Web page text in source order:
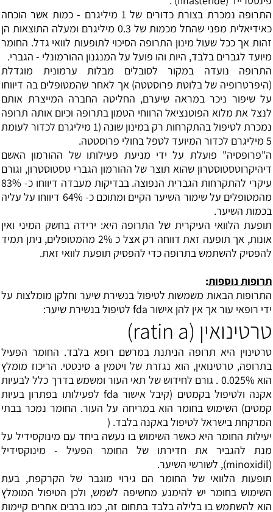
התרופה נמכרת בצורת כדורים של 1 מיליגרם - כמות אשר הוכחה
כאידיאלית מפני שהחל מכמות של 0.3 מיליגרם ומעלה התוצאות הן
זהות אך ככל שעול מינון התרופה הסיכוי לתופעות לוואי גדל. החומר
מיועד לגברים בלבד, היות והו פועל על המנגנון ההורמונלי - הגברי.
התרופה נועדה במקור לסובלים מבלות ערמונית מוגדלת
(היפרטרופיה של בלוטת פרוסטטה) אך לאחר שהמטופלים בה דיווחו
על שיפור ניכר במראה שיערם, החליטה החברה המייצרת אותם
לנצל את מלוא הפוטנציאל הרווחי הטמון בתרופה וכיום אותה תרופה
נמכרת לטיפול בהתקרחות רק במינון שונה (1 מיליגרם לכדור לעומת
5 מיליגרם לכדור המיועד לטפל בחולי פרוסטטה.
ה"פרופסיה" פועלת על ידי מניעת פעילותו של ההורמון האשם
דיהיקרוטסטוסטרון שהוא תוצר של ההורמון הגברי טסטוסטרון, וגורם
עיקרי להתקרחות הגברית הנפוצה. בבדיקות מעבדה דיווחו כ- 83%
מהמטופלים על שימור השיער הקיים ומתוכם כ- 64% דיווחו על עליה
בכמות השיער.
תופעת הלוואי העיקרית של התרופה היא: ירידה בחשק המיני ואין
אונות, אך תופעה זאת דווחה רק אצל כ 2% מהמטופלים, ניתן תמיד
להפסיק להשתמש בתרופה כדי להפסיק תופעת לוואי זאת.
תרופות נוספות:
התרופות הבאות משמשות לטיפול בנשירת שיער וחלקן מומלצות על
ידי רופאי עור אך אין להן אישור fda לטיפול בנשירת שיער:
טרטינואין (ratin a)
טרטינוין היא תרופה הניתנת במרשם רופא בלבד. החומר הפעיל
בתרופה, טרטינואין, הוא נגזרת של ויטמין a סינטטי. הריכוז מומלץ
הוא 0.025% . גורם לחידוש של תאי העור ומשמש בדרך כלל לבעיות
אקנה ולטיפול בקמטים (קיבל אישור fda לפעילותו בפתרון בעיות
קמטים) השימוש בחומר הוא במריחה על העור. החומר נמכר בבתי
המרקחת בישראל לטיפול באקנה בלבד. (
יעילות החומר היא כאשר השימוש בו נעשה ביחד עם מינוקסידיל על
מנת להגביר את חדירתו של החומר הפעיל - מינוקסידיל
(minoxidil), לשורשי השיער.
תופעות הלוואי של החומר הם גירוי מוגבר של הקרקפת, בעת
השימוש בחומר יש להימנע מחשיפה לשמש, ולכן הטיפול המומלץ
הוא להשתמש בו בלילה בלבד בתחום זה, כמו ברבים אחרים קיימות